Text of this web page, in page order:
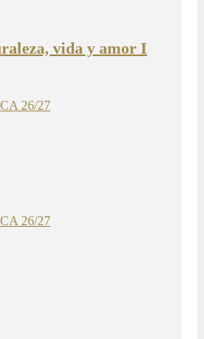
vida y amor I
26/27
26/27